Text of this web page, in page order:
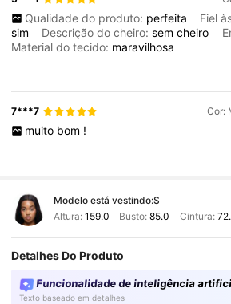
Qualidade do produto: perfeita
Fiel
sim
Descrição do cheiro:semcheiro
Material do tecido: maravilhosa
7***7 Cor:
muito bom !
Modelo está vestindo:S
Altura: 159.0 Busto:85.0 Cintura:
Detalhes Do Produto
Funcionalidade de inteligência
Texto baseado em detalhes